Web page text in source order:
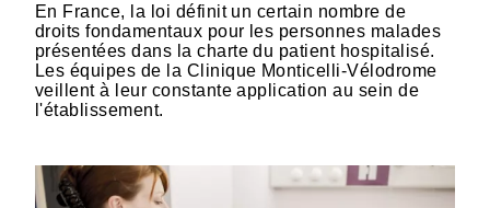
En France, la loi définit un certain nombre de
droits fondamentaux pour les personnes malades
présentées dans la charte du patient hospitalisé.
Les équipes de la Clinique Monticelli-Vélodrome
veillent à leur constante application au sein de
l'établissement.